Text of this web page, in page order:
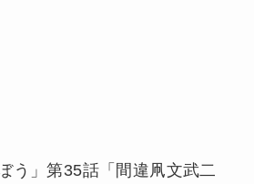
う」第35話「間違凧文武二